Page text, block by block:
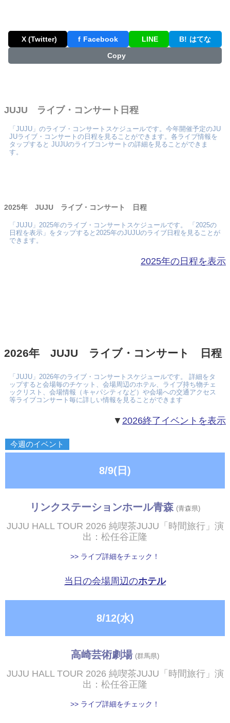
X (Twitter) f Facebook LINE B! はてな
Copy
JUJU ライブ・コンサート日程
「JUJU」のライブ・コンサートスケジュールです。今年開催予定のJU
JUライブ・コンサートの日程を見ることができます。各ライブ情報を
タップすると JUJUのライブコンサートの詳細を見ることができま
す。
2025年 JUJU ライブ・コンサート 日程
「JUJU」2025年のライブ・コンサートスケジュールです。 「2025の
日程を表示」をタップすると2025年のJUJUのライブ日程を見ることが
できます。
2025年の日程を表示
2026年 JUJU ライブ・コンサート 日程
「JUJU」2026年のライブ・コンサートスケジュールです。 詳細をタ
ップすると会場毎のチケット、会場周辺のホテル、ライブ持ち物チェ
ックリスト、会場情報（キャパシティなど）や会場への交通アクセス
等ライブコンサート毎に詳しい情報を見ることができます
▼ 2026終了イベントを表示
今週のイベント
8/9(日)
リンクステーションホール青森 (青森県)
JUJU HALL TOUR 2026 純喫茶JUJU「時間旅行」演
出：松任谷正隆
>> ライブ詳細をチェック！
当日の会場周辺のホテル
8/12(水)
高崎芸術劇場 (群馬県)
JUJU HALL TOUR 2026 純喫茶JUJU「時間旅行」演
出：松任谷正隆
>> ライブ詳細をチェック！